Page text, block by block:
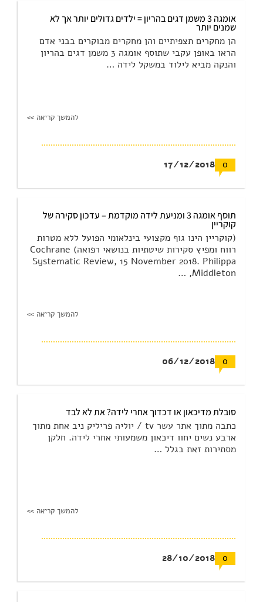
אומגה 3 משמן דגים בהריון = ילדים גדולים יותר אך לא
שמנים יותר
הן מחקרים תצפיתיים והן מחקרים מבוקרים בבני אדם
הראו באופן עקבי שתוסף אומגה 3 משמן דגים בהריון
והנקה מביא לילוד במשקל לידה …
להמשך קריאה >>
0
17/12/2018
תוסף אומגה 3 ומניעת לידה מוקדמת – עדכון סקירה של
קוקריין
(קוקריין הינו גוף מקצועי בינלאומי הפועל ללא מטרות
רווח ומפיץ סקירות שיטתיות בנושאי רפואה) Cochrane
Systematic Review, 15 November 2018. Philippa
Middleton, …
להמשך קריאה >>
0
06/12/2018
סובלת מדיכאון או דכדוך אחרי לידה? את לא לבד
כתבה מתוך אתר עשר tv / יוליה פריליק ניב אחת מתוך
ארבע נשים יחוו דיכאון משמעותי אחרי לידה. חלקן
מסתירות זאת בגלל …
להמשך קריאה >>
0
28/10/2018